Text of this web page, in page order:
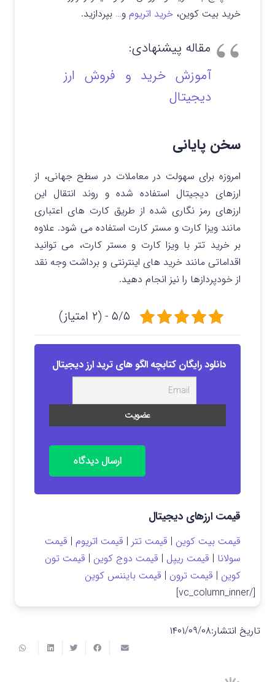
خرید بیت کوین، خرید اتریوم و… بپردازید.
مقاله پیشنهادی:
آموزش خرید و فروش ارز
دیجیتال
سخن پایانی
امروزه برای سهولت در معاملات در سطح جهانی، از
ارزهای دیجیتال استفاده شده و روند انتقال این
ارزهای رمز نگاری شده از طریق کارت های اعتباری
مانند ویزا کارت و مستر کارت استفاده می شود. علاوه
بر خرید تتر با ویزا کارت و مستر کارت، می توانید
اقداماتی مانند خرید های اینترنتی و برداشت وجه نقد
از خودپردازها را نیز انجام دهید.
۵/۵ - (۲ امتیاز)
دانلود رایگان کتابچه الگو های ترید ارز دیجیتال
ارسال دیدگاه
قیمت ارزهای دیجیتال
قیمت بیت کوین | قیمت تتر | قیمت اتریوم | قیمت
سولانا | قیمت ریپل | قیمت دوج کوین | قیمت تون
کوین | قیمت ترون | قیمت بایننس کوین
[/vc_column_inner]
تاریخ انتشار:۱۴۰۱/۰۹/۰۸